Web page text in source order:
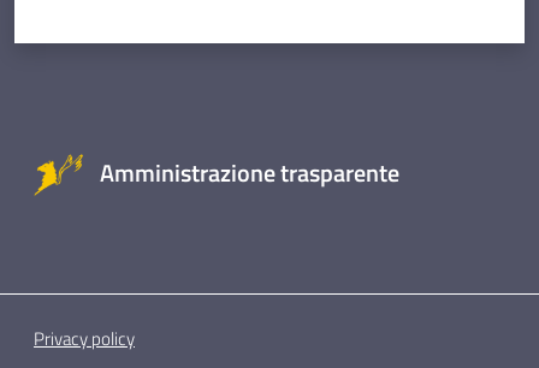
Amministrazione trasparente
Privacy policy